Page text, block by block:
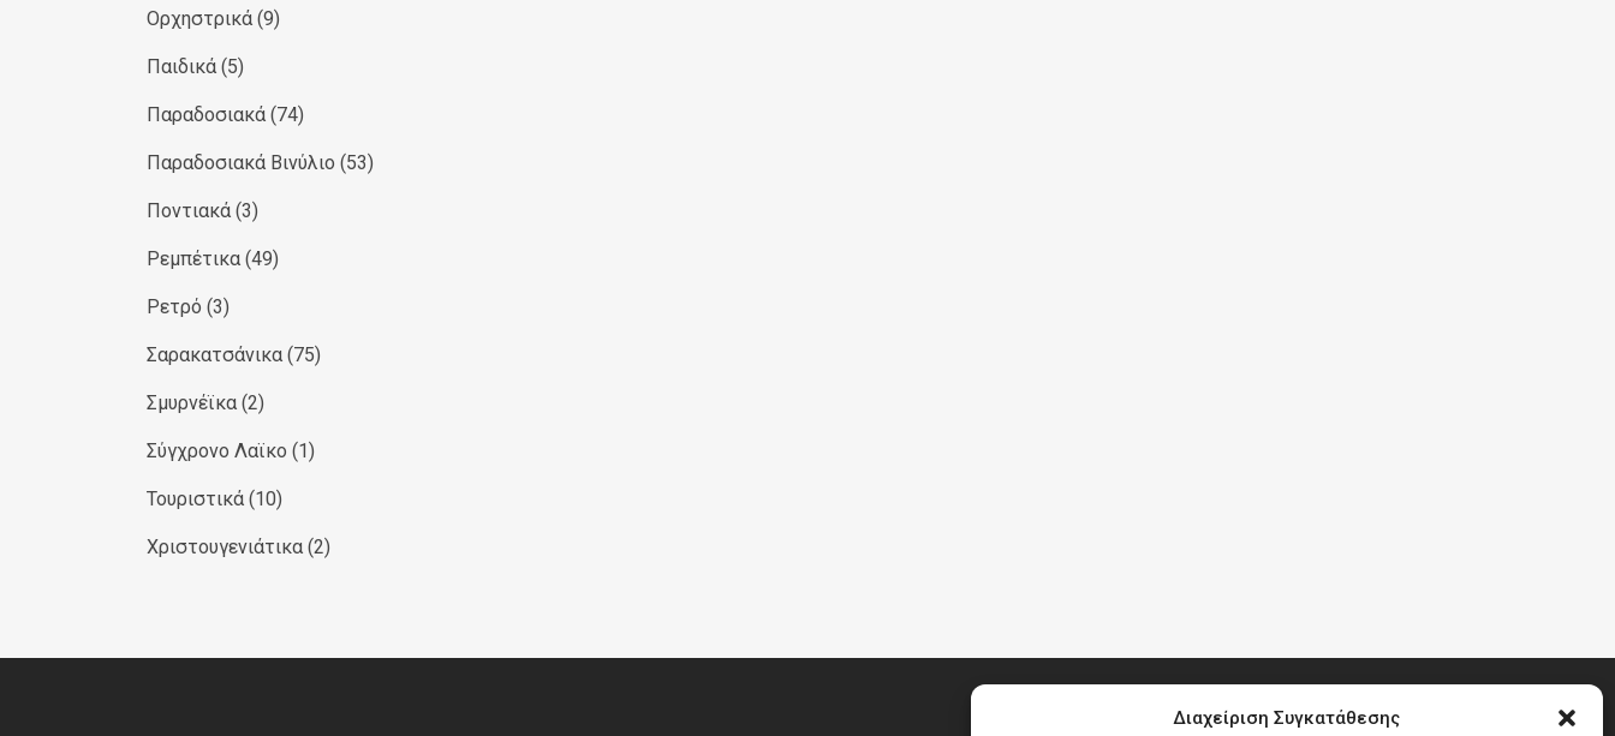
Διαχείριση Συγκατάθεσης
Ορχηστρικά (9)
Παιδικά (5)
Παραδοσιακά (74)
Παραδοσιακά Βινύλιο (53)
Ποντιακά (3)
Ρεμπέτικα (49)
Ρετρό (3)
Σαρακατσάνικα (75)
Σμυρνέϊκα (2)
Σύγχρονο Λαϊκο (1)
Τουριστικά (10)
Χριστουγενιάτικα (2)